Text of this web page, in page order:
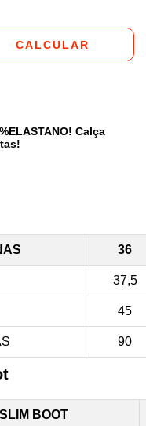
CALCULAR
Calça
MASCULINO
36
37,5
45
90
BOOT